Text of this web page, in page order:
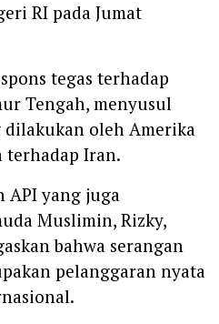
RI pada Jumat
tegas terhadap
Tengah, menyusul
oleh Amerika
terhadap Iran.
API yang juga
Muslimin, Rizky,
bahwa serangan
pelanggaran nyata